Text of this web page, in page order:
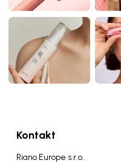
Kontakt
Riano Europe s.r.o.